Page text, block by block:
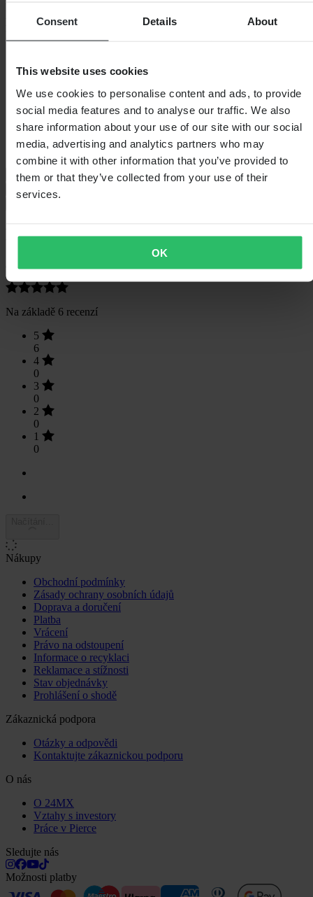
Consent Details About
This website uses cookies
We use cookies to personalise content and ads, to provide
social media features and to analyse our traffic. We also
share information about your use of our site with our social
media, advertising and analytics partners who may
combine it with other information that you’ve provided to
them or that they’ve collected from your use of their
services.
OK
pevné tričko z nejjemnější dostupné bavlny pro příjemný dotek a
BarvaBílá/Červená
Délka balení275
Výška balení25
Šířka balení100
Průvodce velikostmi
Doprava a vrácení
Recenze zákazníků (6)
Na základě 6 recenzí
5
6
4
0
3
0
2
0
1
0
Nákupy
Obchodní podmínky
Zásady ochrany osobních údajů
Doprava a doručení
Platba
Vrácení
Právo na odstoupení
Informace o recyklaci
Reklamace a stížnosti
Stav objednávky
Prohlášení o shodě
Zákaznická podpora
Otázky a odpovědi
Kontaktujte zákaznickou podporu
O nás
O 24MX
Vztahy s investory
Práce v Pierce
Sledujte nás
Možnosti platby